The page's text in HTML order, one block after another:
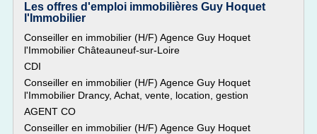
Les offres d'emploi immobilières Guy Hoquet
l'Immobilier
Conseiller en immobilier (H/F) Agence Guy Hoquet
l'Immobilier Châteauneuf-sur-Loire
CDI
Conseiller en immobilier (H/F) Agence Guy Hoquet
l'Immobilier Drancy, Achat, vente, location, gestion
AGENT CO
Conseiller en immobilier (H/F) Agence Guy Hoquet